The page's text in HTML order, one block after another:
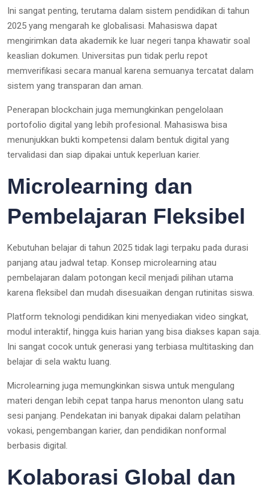
Ini sangat penting, terutama dalam sistem pendidikan di tahun
2025 yang mengarah ke globalisasi. Mahasiswa dapat
mengirimkan data akademik ke luar negeri tanpa khawatir soal
keaslian dokumen. Universitas pun tidak perlu repot
memverifikasi secara manual karena semuanya tercatat dalam
sistem yang transparan dan aman.
Penerapan blockchain juga memungkinkan pengelolaan
portofolio digital yang lebih profesional. Mahasiswa bisa
menunjukkan bukti kompetensi dalam bentuk digital yang
tervalidasi dan siap dipakai untuk keperluan karier.
Microlearning dan
Pembelajaran Fleksibel
Kebutuhan belajar di tahun 2025 tidak lagi terpaku pada durasi
panjang atau jadwal tetap. Konsep microlearning atau
pembelajaran dalam potongan kecil menjadi pilihan utama
karena fleksibel dan mudah disesuaikan dengan rutinitas siswa.
Platform teknologi pendidikan kini menyediakan video singkat,
modul interaktif, hingga kuis harian yang bisa diakses kapan saja.
Ini sangat cocok untuk generasi yang terbiasa multitasking dan
belajar di sela waktu luang.
Microlearning juga memungkinkan siswa untuk mengulang
materi dengan lebih cepat tanpa harus menonton ulang satu
sesi panjang. Pendekatan ini banyak dipakai dalam pelatihan
vokasi, pengembangan karier, dan pendidikan nonformal
berbasis digital.
Kolaborasi Global dan